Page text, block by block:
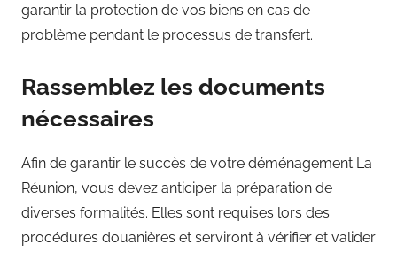
garantir la protection de vos biens en cas de
problème pendant le processus de transfert.
Rassemblez les documents
nécessaires
Afin de garantir le succès de votre déménagement La
Réunion, vous devez anticiper la préparation de
diverses formalités. Elles sont requises lors des
procédures douanières et serviront à vérifier et valider